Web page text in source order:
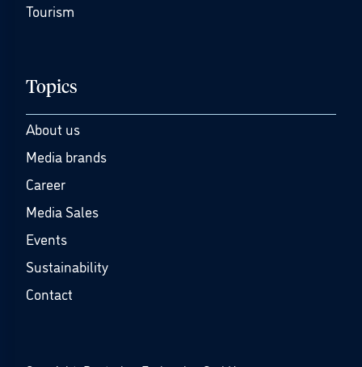
Tourism
Topics
About us
Media brands
Career
Media Sales
Events
Sustainability
Contact